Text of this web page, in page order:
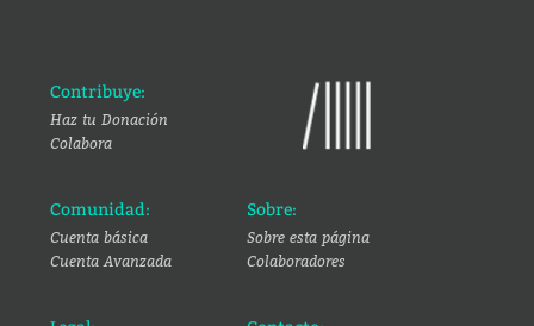
Contribuye:
Haz tu Donación
Colabora
Comunidad:
Cuenta básica
Cuenta Avanzada
Sobre:
Sobre esta página
Colaboradores